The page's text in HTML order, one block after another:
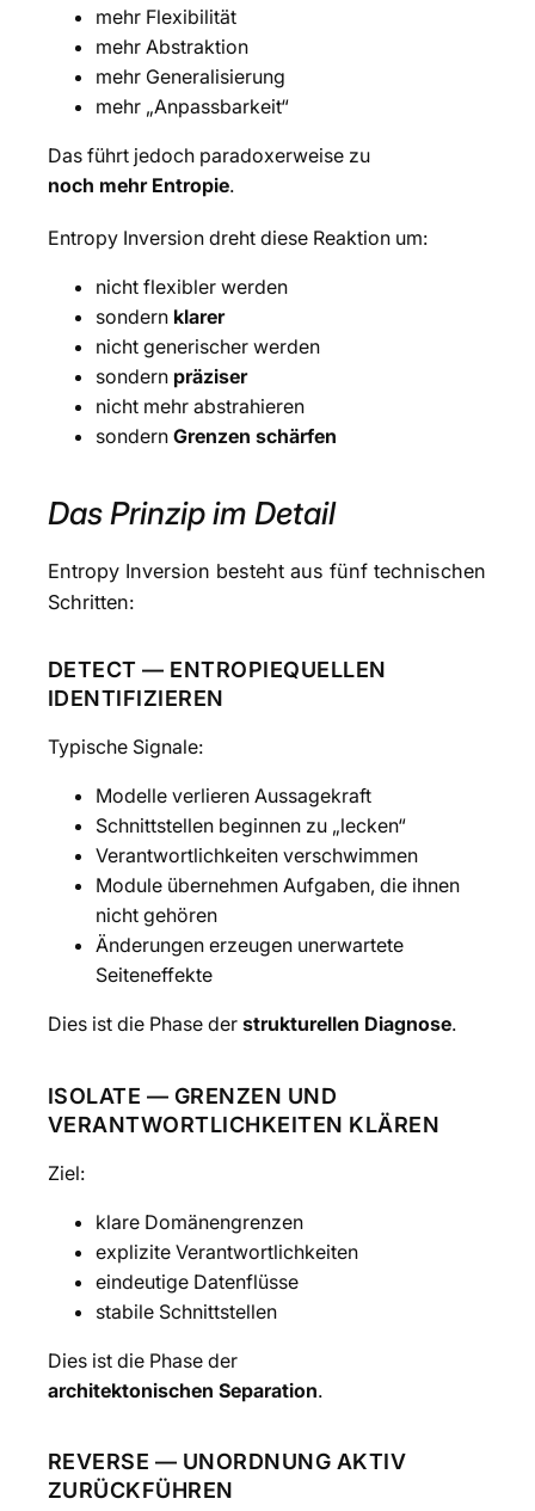
mehr Flexibilität
mehr Abstraktion
mehr Generalisierung
mehr „Anpassbarkeit“
Das führt jedoch paradoxerweise zu
noch mehr Entropie.
Entropy Inversion dreht diese Reaktion um:
nicht flexibler werden
sondern klarer
nicht generischer werden
sondern präziser
nicht mehr abstrahieren
sondern Grenzen schärfen
Das Prinzip im Detail
Entropy Inversion besteht aus fünf technischen
Schritten:
DETECT — ENTROPIEQUELLEN
IDENTIFIZIEREN
Typische Signale:
Modelle verlieren Aussagekraft
Schnittstellen beginnen zu „lecken“
Verantwortlichkeiten verschwimmen
Module übernehmen Aufgaben, die ihnen
nicht gehören
Änderungen erzeugen unerwartete
Seiteneffekte
Dies ist die Phase der strukturellen Diagnose.
ISOLATE — GRENZEN UND
VERANTWORTLICHKEITEN KLÄREN
Ziel:
klare Domänengrenzen
explizite Verantwortlichkeiten
eindeutige Datenflüsse
stabile Schnittstellen
Dies ist die Phase der
architektonischen Separation.
REVERSE — UNORDNUNG AKTIV
ZURÜCKFÜHREN